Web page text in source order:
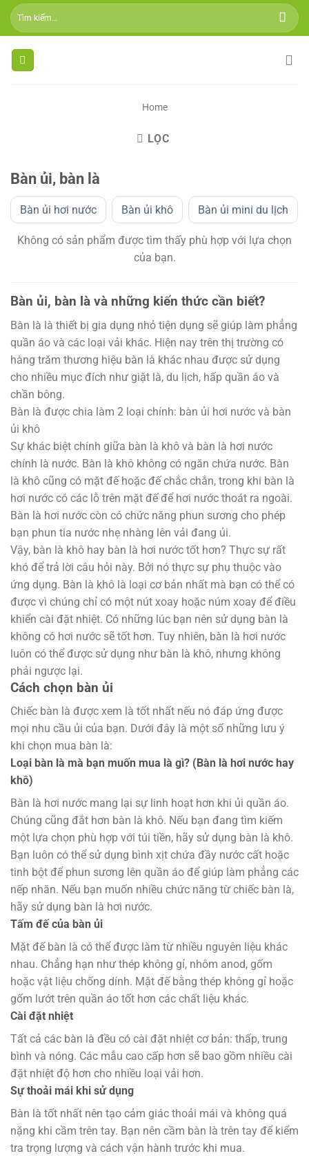
Skip
Tìm
kiếm:
Home
LỌC
Bàn ủi, bàn là
Bàn ủi hơi nước Bàn ủi khô Bàn ủi mini du lịch
Không có sản phẩm được tìm thấy phù hợp với lựa chọn
của bạn.
Bàn ủi, bàn là và những kiến thức cần biết?
Bàn là là thiết bị gia dụng nhỏ tiện dụng sẽ giúp làm phẳng
quần áo và các loại vải khác. Hiện nay trên thị trường có
hàng trăm thương hiệu bàn là khác nhau được sử dụng
cho nhiều mục đích như giặt là, du lịch, hấp quần áo và
chần bông.
Bàn là được chia làm 2 loại chính: bàn ủi hơi nước và bàn
ủi khô
Sự khác biệt chính giữa bàn là khô và bàn là hơi nước
chính là nước. Bàn là khô không có ngăn chứa nước. Bàn
là khô cũng có mặt đế hoặc đế chắc chắn, trong khi bàn là
hơi nước có các lỗ trên mặt đế để hơi nước thoát ra ngoài.
Bàn là hơi nước còn có chức năng phun sương cho phép
bạn phun tia nước nhẹ nhàng lên vải đang ủi.
Vậy, bàn là khô hay bàn là hơi nước tốt hơn? Thực sự rất
khó để trả lời câu hỏi này. Bởi nó thực sự phụ thuộc vào
ứng dụng. Bàn là khô là loại cơ bản nhất mà bạn có thể có
được vì chúng chỉ có một nút xoay hoặc núm xoay để điều
khiển cài đặt nhiệt. Có những lúc bạn nên sử dụng bàn là
không có hơi nước sẽ tốt hơn. Tuy nhiên, bàn là hơi nước
luôn có thể được sử dụng như bàn là khô, nhưng không
phải ngược lại.
Cách chọn bàn ủi
Chiếc bàn là được xem là tốt nhất nếu nó đáp ứng được
mọi nhu cầu ủi của bạn. Dưới đây là một số những lưu ý
khi chọn mua bàn là:
Loại bàn là mà bạn muốn mua là gì? (Bàn là hơi nước hay
khô)
Bàn là hơi nước mang lại sự linh hoạt hơn khi ủi quần áo.
Chúng cũng đắt hơn bàn là khô. Nếu bạn đang tìm kiếm
một lựa chọn phù hợp với túi tiền, hãy sử dụng bàn là khô.
Bạn luôn có thể sử dụng bình xịt chứa đầy nước cất hoặc
tinh bột để phun sương lên quần áo để giúp làm phẳng các
nếp nhăn. Nếu bạn muốn nhiều chức năng từ chiếc bàn là,
hãy sử dụng bàn là hơi nước.
Tấm đế của bàn ủi
Mặt đế bàn là có thể được làm từ nhiều nguyên liệu khác
nhau. Chẳng hạn như thép không gỉ, nhôm anod, gốm
hoặc vật liệu chống dính. Mặt đế bằng thép không gỉ hoặc
gốm lướt trên quần áo tốt hơn các chất liệu khác.
Cài đặt nhiệt
Tất cả các bàn là đều có cài đặt nhiệt cơ bản: thấp, trung
bình và nóng. Các mẫu cao cấp hơn sẽ bao gồm nhiều cài
đặt nhiệt độ hơn cho nhiều loại vải hơn.
Sự thoải mái khi sử dụng
Bàn là tốt nhất nên tạo cảm giác thoải mái và không quá
nặng khi cầm trên tay. Bạn nên cầm bàn là trên tay để kiểm
tra trọng lượng và cách vận hành trước khi mua.